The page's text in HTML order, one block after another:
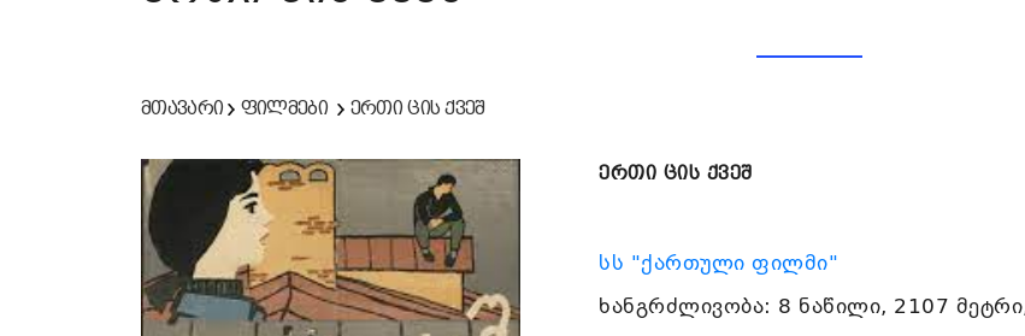
მთავარი ფილმები ერთი ცის ქვეშ
ერთი ცის ქვეშ
სს "ქართული ფილმი"
ხანგრძლივობა: 8 ნაწილი, 2107